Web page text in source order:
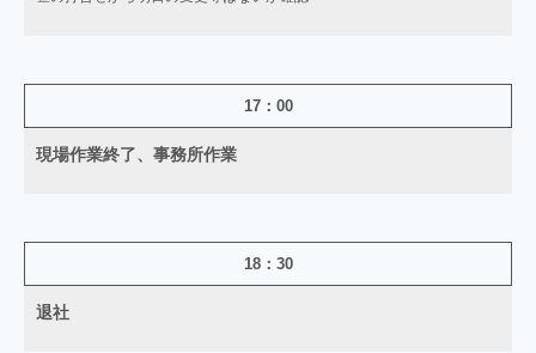
17：00
現場作業終了、事務所作業
18：30
退社